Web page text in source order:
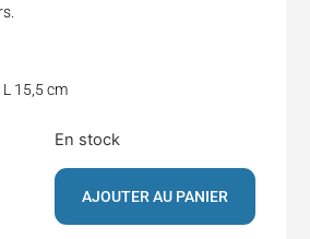
15,5 cm
En stock
AJOUTER AU PANIER